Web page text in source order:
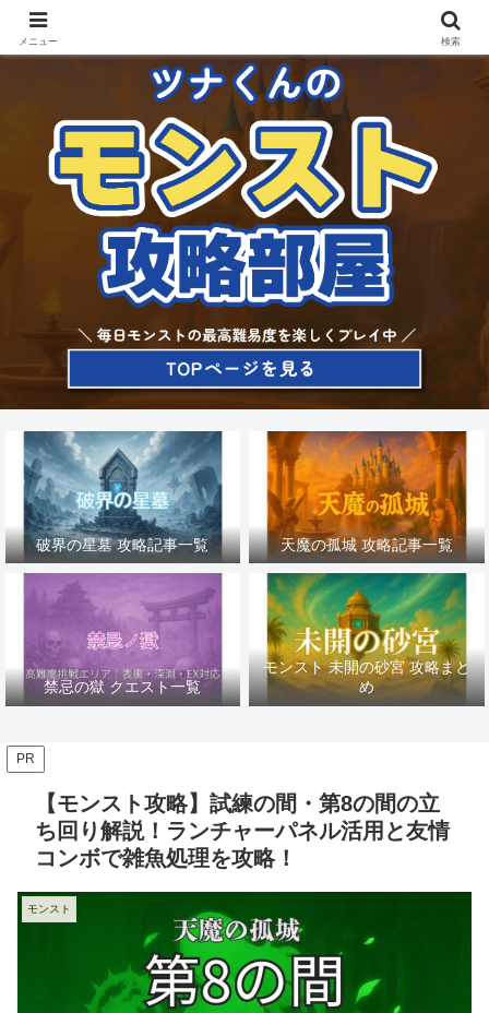
破界の星墓 攻略記事一覧 天魔の孤城 攻略記事一覧
禁忌の獄 クエスト一覧
モンスト 未開の砂宮 攻略まと
め
PR
【モンスト攻略】試練の間・第8の間の立
ち回り解説！ランチャーパネル活用と友情
コンボで雑魚処理を攻略！
モンスト
メニュー 検索